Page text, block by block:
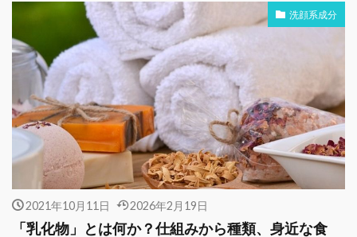
洗顔系成分
2021年10月11日 2026年2月19日
「乳化物」とは何か？仕組みから種類、身近な食